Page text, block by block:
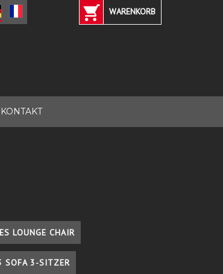
WARENKORB
KONTAKT
LOUNGE CHAIR
SOFA 3-SITZER